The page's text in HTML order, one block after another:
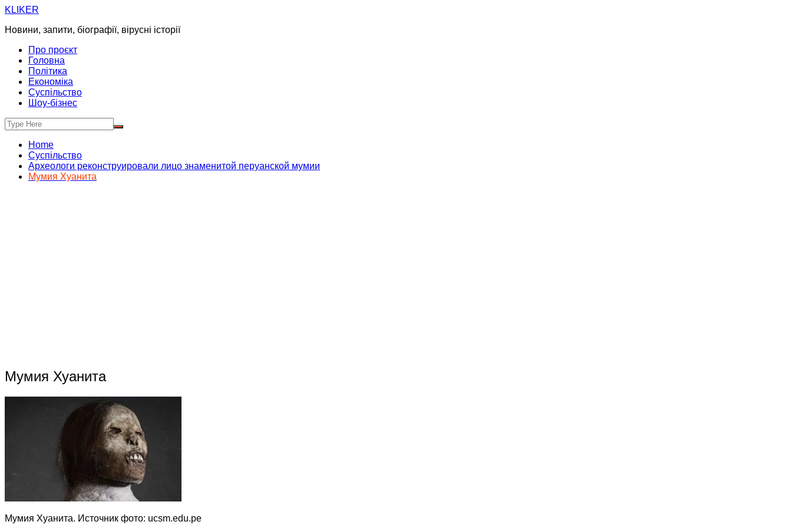
Skip
content
KLIKER
Новини, запити, біографії, вірусні історії
Про проєкт
Головна
Політика
Економіка
Суспільство
Шоу-бізнес
Home
Суспільство
Археологи реконструировали лицо знаменитой перуанской мумии
Мумия Хуанита
Мумия Хуанита
Мумия Хуанита. Источник фото: ucsm.edu.pe